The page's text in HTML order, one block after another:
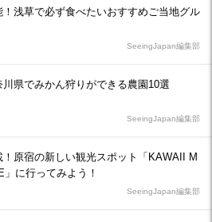
浅草で必ず食べたいおすすめご当地グル
SeeingJapan編集部
県でみかん狩りができる農園10選
SeeingJapan編集部
原宿の新しい観光スポット「KAWAII M
に行ってみよう！
SeeingJapan編集部